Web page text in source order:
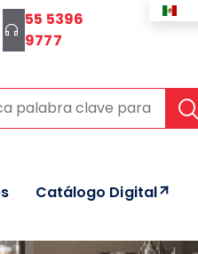
55 5396
9777
Catálogo Digital